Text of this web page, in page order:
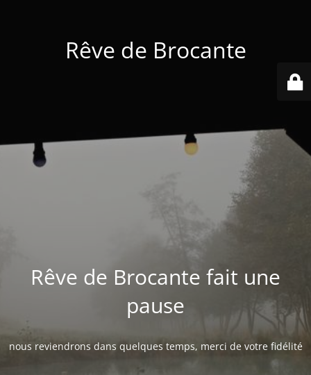
Rêve de Brocante
Rêve de Brocante fait une
pause
nous reviendrons dans quelques temps, merci de votre fidélité